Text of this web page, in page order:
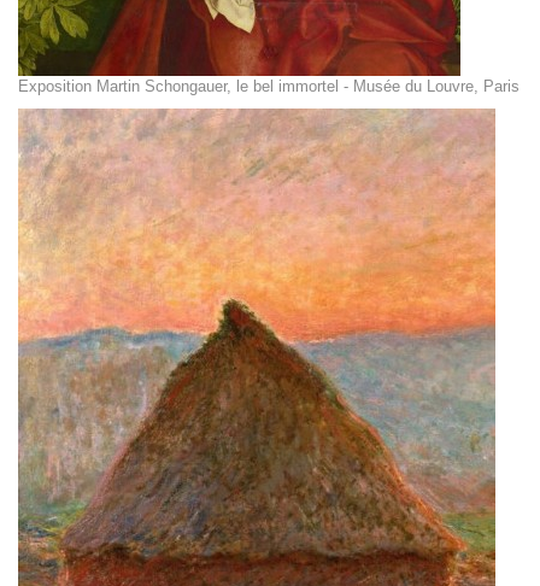
Exposition Martin Schongauer, le bel immortel - Musée du Louvre, Paris